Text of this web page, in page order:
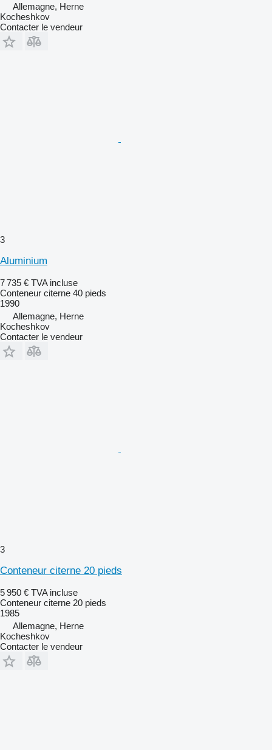
Allemagne, Herne
Kocheshkov
Contacter le vendeur
3
Aluminium
7 735 € TVA incluse
Conteneur citerne 40 pieds
1990
Allemagne, Herne
Kocheshkov
Contacter le vendeur
3
Conteneur citerne 20 pieds
5 950 € TVA incluse
Conteneur citerne 20 pieds
1985
Allemagne, Herne
Kocheshkov
Contacter le vendeur